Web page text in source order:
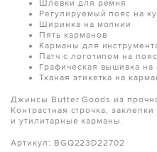
Шлевки для ремня
Регулируемый пояс на
Ширинка на молнии
Пять карманов
Карманы для
Патч с логотипом на
Графическая вышивка
Тканая этикетка на
Джинсы Butter Goods из
Контрастная строчка,
и утилитарные карманы.
Артикул: BGQ223D22702